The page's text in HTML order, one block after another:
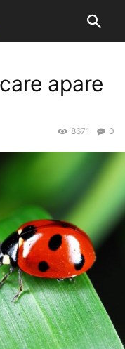
apare
0
8671